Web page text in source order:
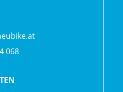
068